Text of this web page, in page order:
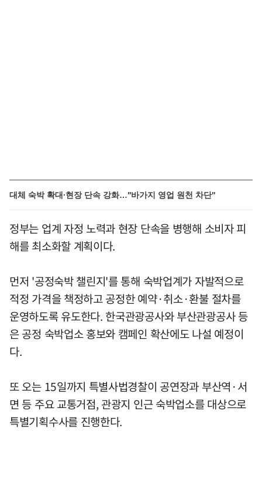
대체 숙박 확대·현장 단속 강화…"바가지 영업 원천 차단"
정부는 업계 자정 노력과 현장 단속을 병행해 소비자 피
해를 최소화할 계획이다.
먼저 '공정숙박 챌린지'를 통해 숙박업계가 자발적으로
적정 가격을 책정하고 공정한 예약·취소·환불 절차를
운영하도록 유도한다. 한국관광공사와 부산관광공사 등
은 공정 숙박업소 홍보와 캠페인 확산에도 나설 예정이
다.
또 오는 15일까지 특별사법경찰이 공연장과 부산역·서
면 등 주요 교통거점, 관광지 인근 숙박업소를 대상으로
특별기획수사를 진행한다.